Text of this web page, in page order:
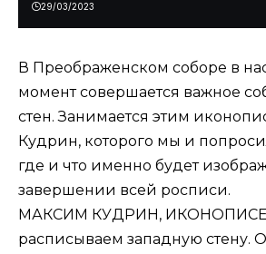
29/03/2023
В Преображенском соборе в
момент совершается важное
стен. Занимается этим
Кудрин, которого мы и
где и что именно будет
завершении всей росписи.
МАКСИМ КУДРИН,
расписываем западную стену.